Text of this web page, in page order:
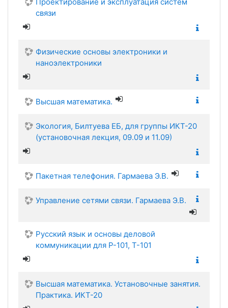
связи
Физические основы электроники и
наноэлектроники
Высшая математика.
Экология, Билтуева ЕБ, для группы ИКТ-20
(установочная лекция, 09.09 и 11.09)
Пакетная телефония. Гармаева Э.В.
Управление сетями связи. Гармаева Э.В.
Русский язык и основы деловой
коммуникации для Р-101, Т-101
Высшая математика. Установочные занятия.
Практика. ИКТ-20